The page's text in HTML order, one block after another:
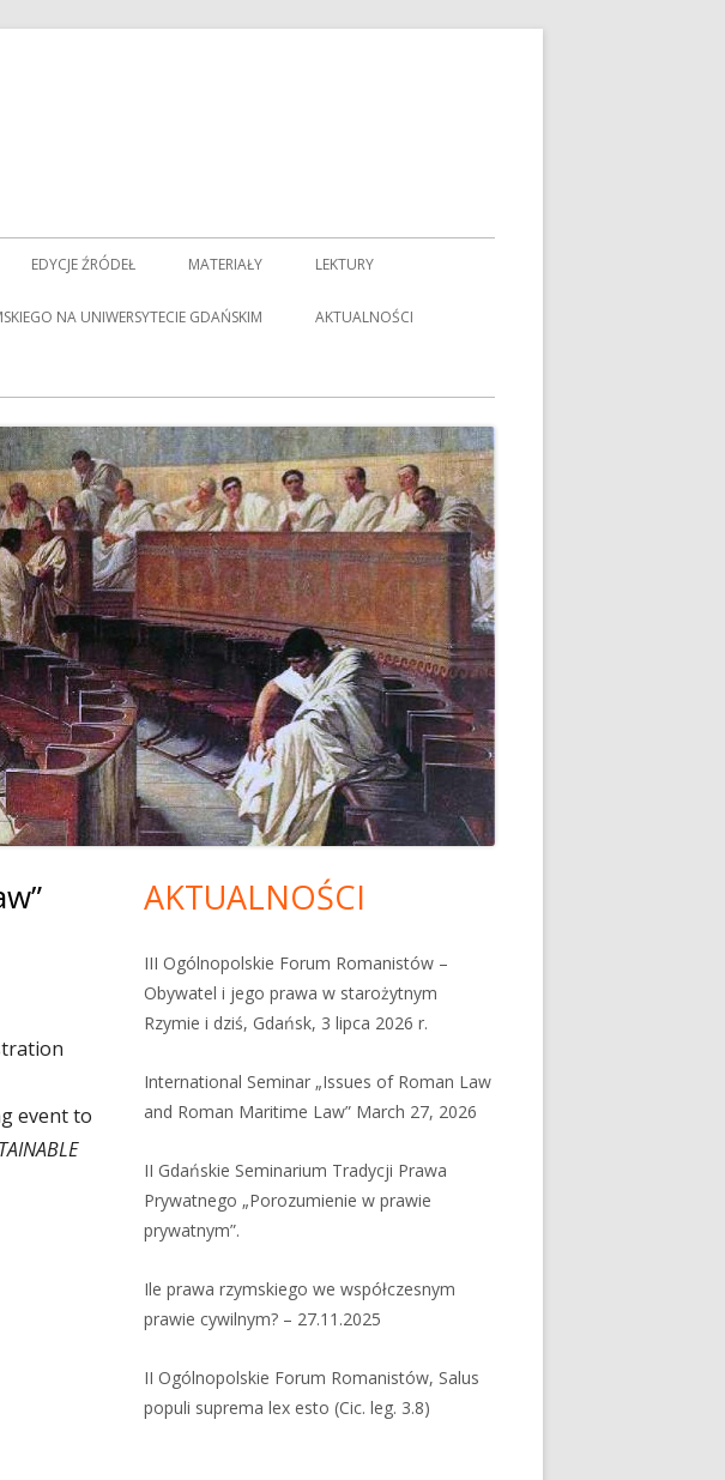
EDYCJE ŹRÓDEŁ MATERIAŁY LEKTURY
NA UNIWERSYTECIE GDAŃSKIM AKTUALNOŚCI
event to
Główny
panel
boczny
AKTUALNOŚCI
III Ogólnopolskie Forum Romanistów –
Obywatel i jego prawa w starożytnym
Rzymie i dziś, Gdańsk, 3 lipca 2026 r.
International Seminar „Issues of Roman Law
and Roman Maritime Law” March 27, 2026
II Gdańskie Seminarium Tradycji Prawa
Prywatnego „Porozumienie w prawie
prywatnym”.
Ile prawa rzymskiego we współczesnym
prawie cywilnym? – 27.11.2025
II Ogólnopolskie Forum Romanistów, Salus
populi suprema lex esto (Cic. leg. 3.8)